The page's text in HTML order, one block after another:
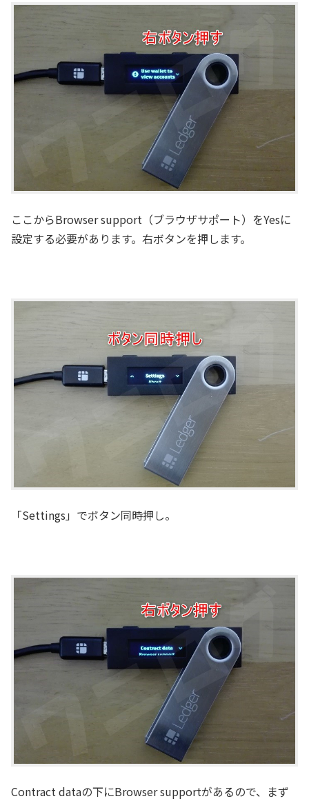
ここからBrowser support（ブラウザサポート）をYesに
設定する必要があります。右ボタンを押します。
「Settings」でボタン同時押し。
Contract dataの下にBrowser supportがあるので、まず